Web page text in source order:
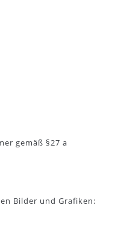
gemäß §27 a
Bilder und Grafiken: